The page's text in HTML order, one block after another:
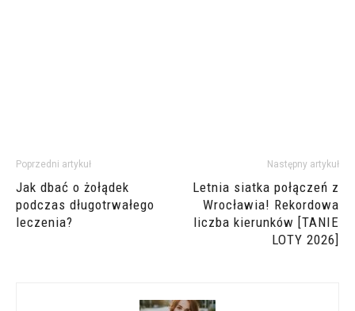
Poprzedni artykuł
Jak dbać o żołądek
podczas długotrwałego
leczenia?
Następny artykuł
Letnia siatka połączeń z
Wrocławia! Rekordowa
liczba kierunków [TANIE
LOTY 2026]